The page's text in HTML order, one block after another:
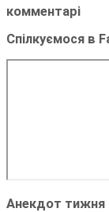
комментарі
Спілкуємося в
Анекдот тижня